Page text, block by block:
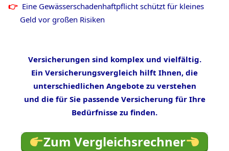
Eine Gewässerschadenhaftpflicht schützt für kleines
Geld vor großen Risiken
Versicherungen sind komplex und vielfältig.
Ein Versicherungsvergleich hilft Ihnen, die
unterschiedlichen Angebote zu verstehen
und die für Sie passende Versicherung für Ihre
Bedürfnisse zu finden.
Zum Vergleichsrechner